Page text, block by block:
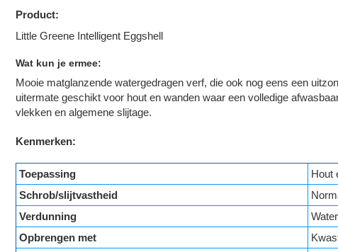
Product:
Little Greene Intelligent Eggshell
Wat kun je ermee:
Mooie matglanzende watergedragen verf, die ook nog eens een
uitermate geschikt voor hout en wanden waar een volledige
vlekken en algemene slijtage.
Kenmerken:
Toepassing
Hout
Schrob/slijtvastheid
Verdunning
Water
Opbrengen met